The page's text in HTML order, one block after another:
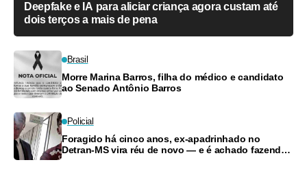
Deepfake e IA para aliciar criança agora custam até
dois terços a mais de pena
Brasil
Morre Marina Barros, filha do médico e candidato
ao Senado Antônio Barros
Policial
Foragido há cinco anos, ex-apadrinhado no
Detran-MS vira réu de novo — e é achado fazendo